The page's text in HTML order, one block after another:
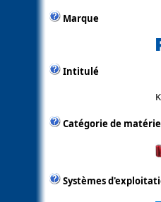
Marque
Intitulé
Catégorie de
Systèmes